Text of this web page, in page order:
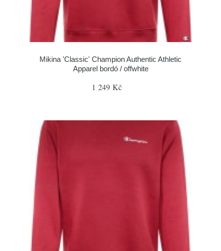
Mikina 'Classic' Champion Authentic Athletic
Apparel bordó / offwhite
1 249 Kč